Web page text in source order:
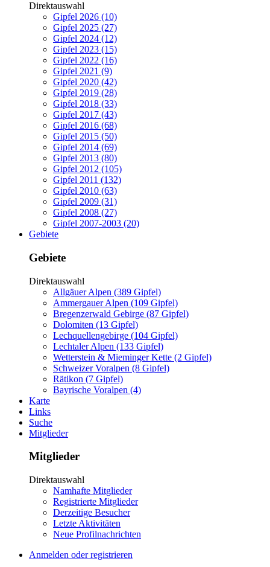
Direktauswahl
Gipfel 2026 (10)
Gipfel 2025 (27)
Gipfel 2024 (12)
Gipfel 2023 (15)
Gipfel 2022 (16)
Gipfel 2021 (9)
Gipfel 2020 (42)
Gipfel 2019 (28)
Gipfel 2018 (33)
Gipfel 2017 (43)
Gipfel 2016 (68)
Gipfel 2015 (50)
Gipfel 2014 (69)
Gipfel 2013 (80)
Gipfel 2012 (105)
Gipfel 2011 (132)
Gipfel 2010 (63)
Gipfel 2009 (31)
Gipfel 2008 (27)
Gipfel 2007-2003 (20)
Gebiete
Gebiete
Direktauswahl
Allgäuer Alpen (389 Gipfel)
Ammergauer Alpen (109 Gipfel)
Bregenzerwald Gebirge (87 Gipfel)
Dolomiten (13 Gipfel)
Lechquellengebirge (104 Gipfel)
Lechtaler Alpen (133 Gipfel)
Wetterstein & Mieminger Kette (2 Gipfel)
Schweizer Voralpen (8 Gipfel)
Rätikon (7 Gipfel)
Bayrische Voralpen (4)
Karte
Links
Suche
Mitglieder
Mitglieder
Direktauswahl
Namhafte Mitglieder
Registrierte Mitglieder
Derzeitige Besucher
Letzte Aktivitäten
Neue Profilnachrichten
Anmelden oder registrieren